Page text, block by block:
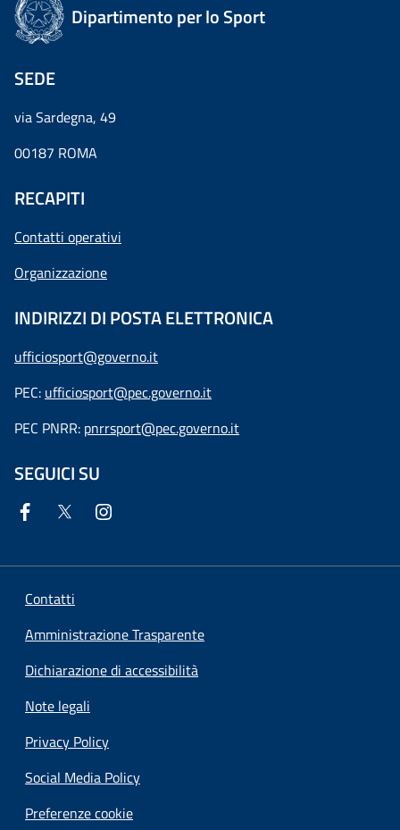
Dipartimento per lo Sport
SEDE
via Sardegna, 49
00187 ROMA
RECAPITI
Contatti operativi
Organizzazione
INDIRIZZI DI POSTA ELETTRONICA
ufficiosport@governo.it
PEC: ufficiosport@pec.governo.it
PEC PNRR: pnrrsport@pec.governo.it
SEGUICI SU
Contatti
Amministrazione Trasparente
Dichiarazione di accessibilità
Note legali
Privacy Policy
Social Media Policy
Preferenze cookie